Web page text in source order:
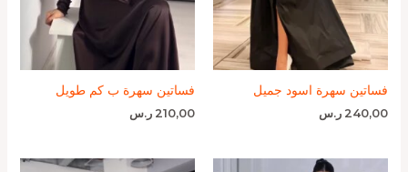
فساتين سهرة اسود جميل
240,00 ر.س
فساتين سهرة ب كم طويل
210,00 ر.س